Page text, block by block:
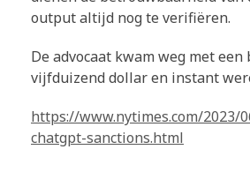
output altijd nog te verifiëren.
De advocaat kwam weg met een
vijfduizend dollar en instant
https://www.nytimes.com/2023/
chatgpt-sanctions.html